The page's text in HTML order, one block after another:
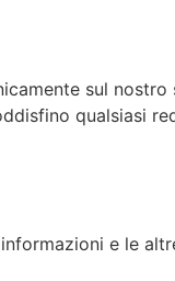
sul nostro
qualsiasi
e le